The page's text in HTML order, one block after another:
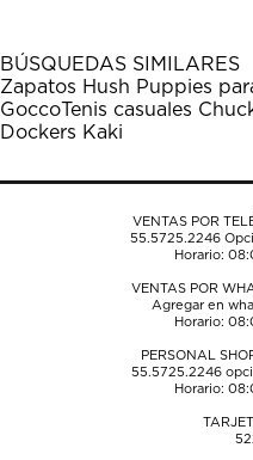
BÚSQUEDAS SIMILARES
Zapatos Hush Puppies
GoccoTenis casuales
Dockers Kaki
VENTAS POR
55.5725.2246
Horario:
VENTAS POR
Agregar en
Horario:
PERSONAL
55.5725.2246
Horario: